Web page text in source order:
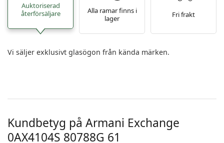
Auktoriserad
återförsäljare
Alla ramar finns i
lager
Fri frakt
Vi säljer exklusivt glasögon från kända märken.
Kundbetyg på Armani Exchange
0AX4104S 80788G 61